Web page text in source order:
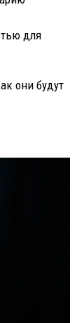
для
они будут